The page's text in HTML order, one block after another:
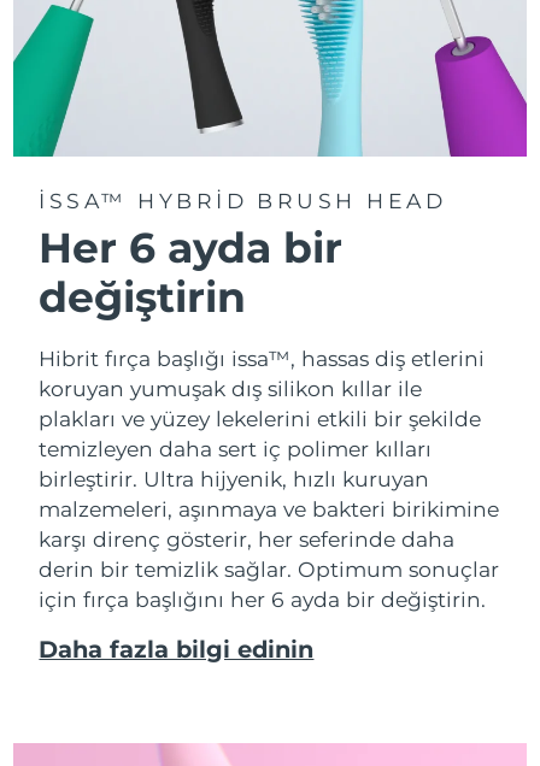
ISSA™ HYBRID BRUSH HEAD
Her 6 ayda bir
değiştirin
Hibrit fırça başlığı issa™, hassas diş etlerini
koruyan yumuşak dış silikon kıllar ile
plakları ve yüzey lekelerini etkili bir şekilde
temizleyen daha sert iç polimer kılları
birleştirir. Ultra hijyenik, hızlı kuruyan
malzemeleri, aşınmaya ve bakteri birikimine
karşı direnç gösterir, her seferinde daha
derin bir temizlik sağlar. Optimum sonuçlar
için fırça başlığını her 6 ayda bir değiştirin.
Daha fazla bilgi edinin